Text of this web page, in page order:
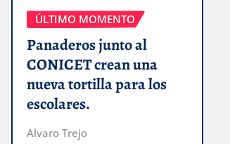
ÚLTIMO MOMENTO
Panaderos junto al
CONICET crean una
nueva tortilla para los
escolares.
Alvaro Trejo